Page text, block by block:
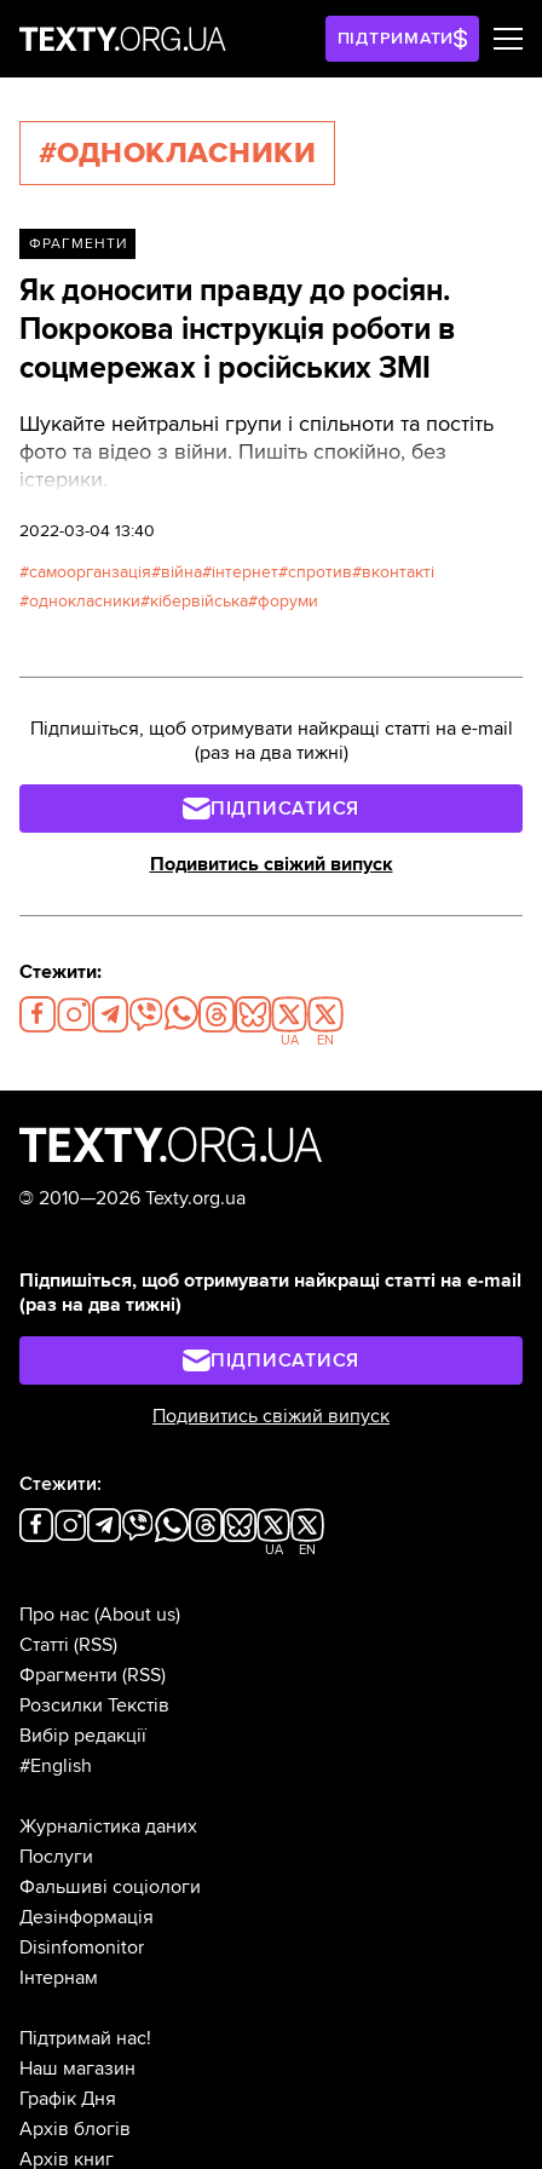
ПІДТРИМАТИ
#ОДНОКЛАСНИКИ
ФРАГМЕНТИ
Як доносити правду до росіян.
Покрокова інструкція роботи в
соцмережах і російських ЗМІ
Шукайте нейтральні групи і спільноти та постіть
фото та відео з війни. Пишіть спокійно, без
істерики.
2022-03-04 13:40
самоорганзація війна інтернет спротив вконтакті
однокласники кібервійська форуми
Підпишіться, щоб отримувати найкращі статті на e-mail
(раз на два тижні)
ПІДПИСАТИСЯ
Подивитись свіжий випуск
Стежити:
UA EN
© 2010—2026 Texty.org.ua
Підпишіться, щоб отримувати найкращі статті на e-mail
(раз на два тижні)
ПІДПИСАТИСЯ
Подивитись свіжий випуск
Стежити:
UA EN
Про нас (About us)
Статті (RSS)
Фрагменти (RSS)
Розсилки Текстів
Вибір редакції
#English
Журналістика даних
Послуги
Фальшиві соціологи
Дезінформація
Disinfomonitor
Інтернам
Підтримай нас!
Наш магазин
Графік Дня
Архів блогів
Архів книг